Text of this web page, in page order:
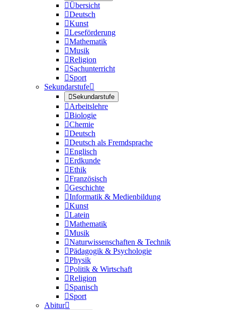
Übersicht
Deutsch
Kunst
Leseförderung
Mathematik
Musik
Religion
Sachunterricht
Sport
Sekundarstufe
Sekundarstufe
Arbeitslehre
Biologie
Chemie
Deutsch
Deutsch als Fremdsprache
Englisch
Erdkunde
Ethik
Französisch
Geschichte
Informatik & Medienbildung
Kunst
Latein
Mathematik
Musik
Naturwissenschaften & Technik
Pädagogik & Psychologie
Physik
Politik & Wirtschaft
Religion
Spanisch
Sport
Abitur